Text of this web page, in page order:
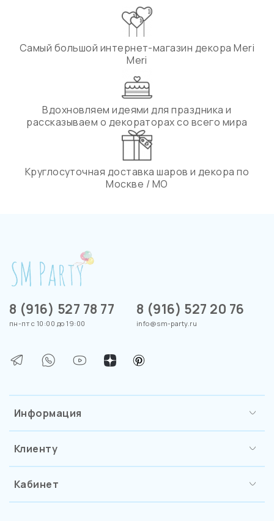
Самый большой интернет-магазин декора Meri
Meri
Вдохновляем идеями для праздника и
рассказываем о декораторах со всего мира
Круглосуточная доставка шаров и декора по
Москве / МО
Информация
Клиенту
Кабинет
8 (916) 527 78 77
пн-пт с 10:00 до 19:00
8 (916) 527 20 76
info@sm-party.ru